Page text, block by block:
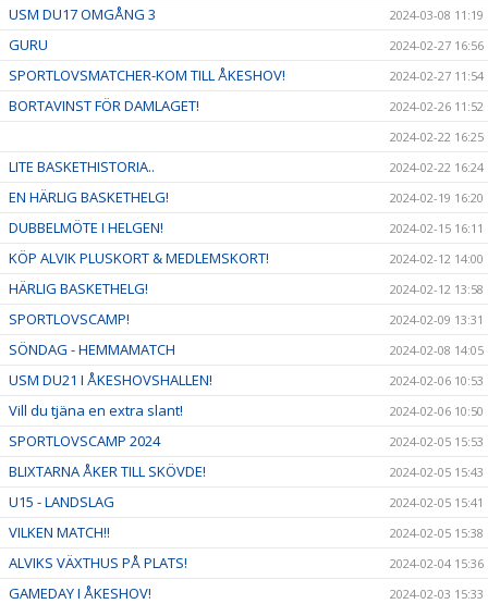
USM DU17 OMGÅNG 3 2024-03-08 11:19
GURU 2024-02-27 16:56
SPORTLOVSMATCHER-KOM TILL ÅKESHOV! 2024-02-27 11:54
BORTAVINST FÖR DAMLAGET!
2024-02-26 11:52
2024-02-22 16:25
LITE BASKETHISTORIA.. 2024-02-22 16:24
EN HÄRLIG BASKETHELG! 2024-02-19 16:20
DUBBELMÖTE I HELGEN! 2024-02-15 16:11
KÖP ALVIK PLUSKORT & MEDLEMSKORT! 2024-02-12 14:00
HÄRLIG BASKETHELG! 2024-02-12 13:58
SPORTLOVSCAMP! 2024-02-09 13:31
SÖNDAG - HEMMAMATCH 2024-02-08 14:05
USM DU21 I ÅKESHOVSHALLEN! 2024-02-06 10:53
Vill du tjäna en extra slant! 2024-02-06 10:50
SPORTLOVSCAMP 2024 2024-02-05 15:53
BLIXTARNA ÅKER TILL SKÖVDE! 2024-02-05 15:43
U15 - LANDSLAG 2024-02-05 15:41
VILKEN MATCH!! 2024-02-05 15:38
ALVIKS VÄXTHUS PÅ PLATS! 2024-02-04 15:36
GAMEDAY I ÅKESHOV! 2024-02-03 15:33